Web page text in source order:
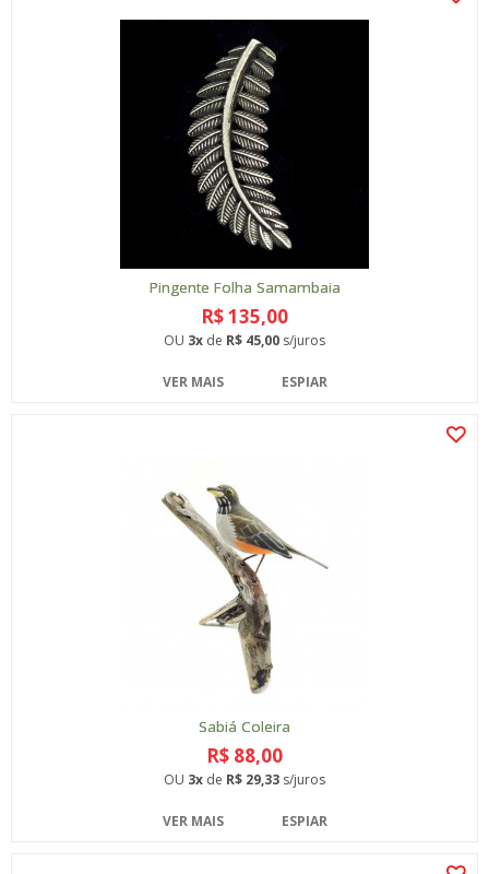
Pingente Folha Samambaia
R$ 135,00
OU 3x de R$ 45,00 s/juros
VER MAIS ESPIAR
Sabiá Coleira
R$ 88,00
OU 3x de R$ 29,33 s/juros
VER MAIS ESPIAR